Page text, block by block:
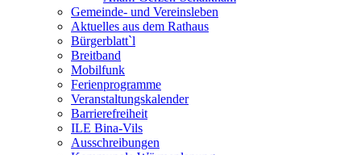
Gemeinde- und Vereinsleben
Aktuelles aus dem Rathaus
Bürgerblatt`l
Breitband
Mobilfunk
Ferienprogramme
Veranstaltungskalender
Barrierefreiheit
ILE Bina-Vils
Ausschreibungen